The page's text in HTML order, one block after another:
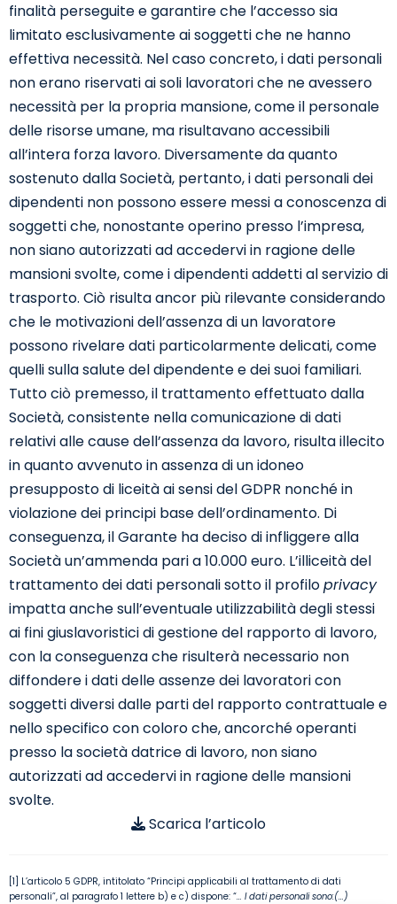
finalità perseguite e garantire che l’accesso sia
limitato esclusivamente ai soggetti che ne hanno
effettiva necessità. Nel caso concreto, i dati personali
non erano riservati ai soli lavoratori che ne avessero
necessità per la propria mansione, come il personale
delle risorse umane, ma risultavano accessibili
all’intera forza lavoro. Diversamente da quanto
sostenuto dalla Società, pertanto, i dati personali dei
dipendenti non possono essere messi a conoscenza di
soggetti che, nonostante operino presso l’impresa,
non siano autorizzati ad accedervi in ragione delle
mansioni svolte, come i dipendenti addetti al servizio di
trasporto. Ciò risulta ancor più rilevante considerando
che le motivazioni dell’assenza di un lavoratore
possono rivelare dati particolarmente delicati, come
quelli sulla salute del dipendente e dei suoi familiari.
Tutto ciò premesso, il trattamento effettuato dalla
Società, consistente nella comunicazione di dati
relativi alle cause dell’assenza da lavoro, risulta illecito
in quanto avvenuto in assenza di un idoneo
presupposto di liceità ai sensi del GDPR nonché in
violazione dei principi base dell’ordinamento. Di
conseguenza, il Garante ha deciso di infliggere alla
Società un’ammenda pari a 10.000 euro. L’illiceità del
trattamento dei dati personali sotto il profiloprivacy
impatta anche sull’eventuale utilizzabilità degli stessi
ai fini giuslavoristici di gestione del rapporto di lavoro,
con la conseguenza che risulterà necessario non
diffondere i dati delle assenze dei lavoratori con
soggetti diversi dalle parti del rapporto contrattuale e
nello specifico con coloro che, ancorché operanti
presso la società datrice di lavoro, non siano
autorizzati ad accedervi in ragione delle mansioni
svolte.
Scarica l’articolo
[1] L’articolo 5 GDPR, intitolato “Principi applicabili al trattamento di dati
personali”, al paragrafo 1 lettere b) e c) dispone: “… I dati personali sono:(…)